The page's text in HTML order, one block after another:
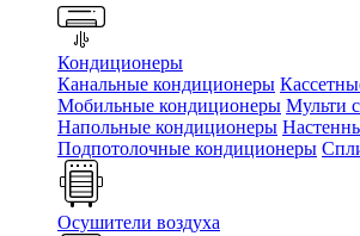
Кондиционеры
Канальные кондиционеры
Мобильные кондиционеры Мульти
Напольные кондиционеры
Подпотолочные кондиционеры
Осушители воздуха